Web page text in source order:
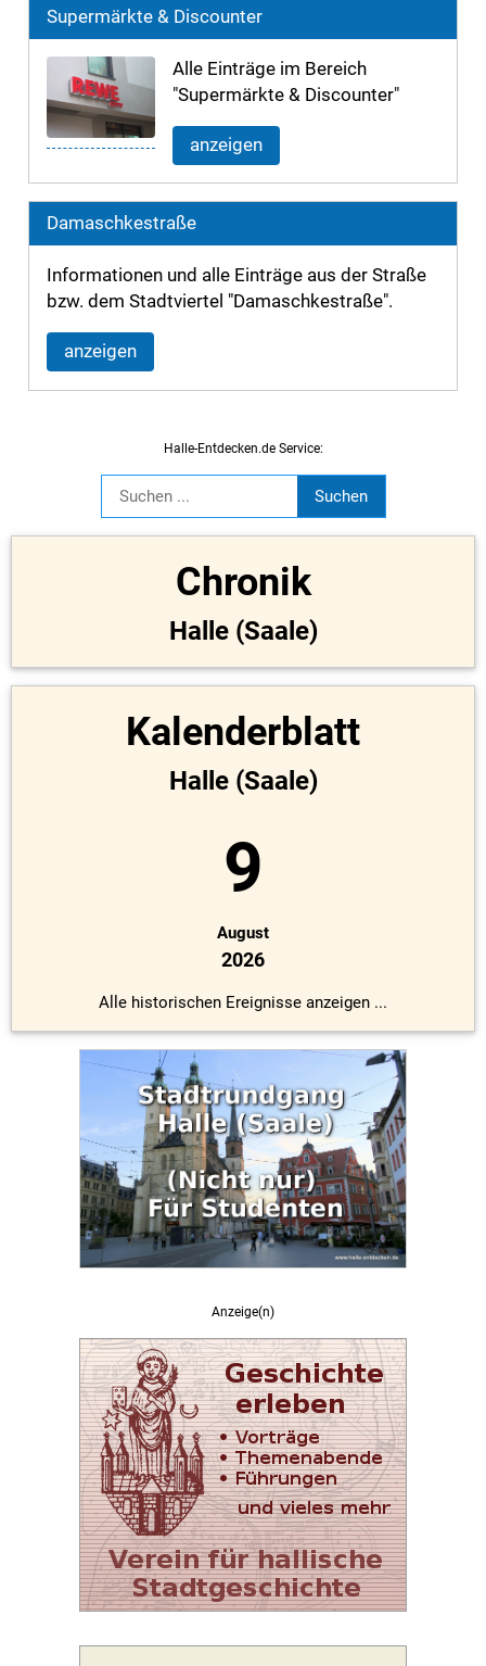
Supermärkte & Discounter
Alle Einträge im Bereich
"Supermärkte & Discounter"
anzeigen
Damaschkestraße
Informationen und alle Einträge aus der Straße
bzw. dem Stadtviertel "Damaschkestraße".
anzeigen
Halle-Entdecken.de Service:
Chronik
Halle (Saale)
Kalenderblatt
Halle (Saale)
9
August
2026
Alle historischen Ereignisse anzeigen ...
Anzeige(n)